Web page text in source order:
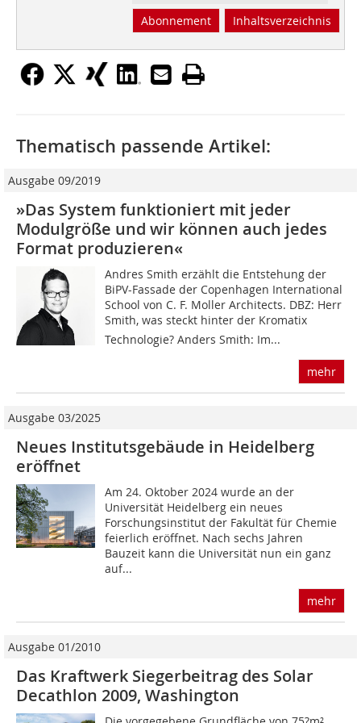
Abonnement Inhaltsverzeichnis
Thematisch passende Artikel:
Ausgabe 09/2019
»Das System funktioniert mit jeder
Modulgröße und wir können auch jedes
Format produzieren«
Andres Smith erzählt die Entstehung der
BiPV-Fassade der Copenhagen International
School von C. F. Moller Architects. DBZ: Herr
Smith, was steckt hinter der Kromatix
Technologie? Anders Smith: Im...
mehr
Ausgabe 03/2025
Neues Institutsgebäude in Heidelberg
eröffnet
Am 24. Oktober 2024 wurde an der
Universität Heidelberg ein neues
Forschungsinstitut der Fakultät für Chemie
feierlich eröffnet. Nach sechs Jahren
Bauzeit kann die Universität nun ein ganz
auf...
mehr
Ausgabe 01/2010
Das Kraftwerk Siegerbeitrag des Solar
Decathlon 2009, Washington